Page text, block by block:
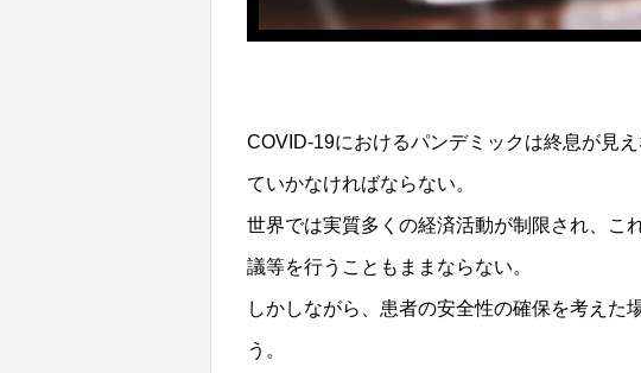
COVID-19におけるパンデミックは終息が見
ていかなければならない。
世界では実質多くの経済活動が制限され、こ
議等を行うこともままならない。
しかしながら、患者の安全性の確保を考えた
う。